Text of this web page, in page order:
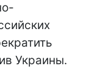
Украины.